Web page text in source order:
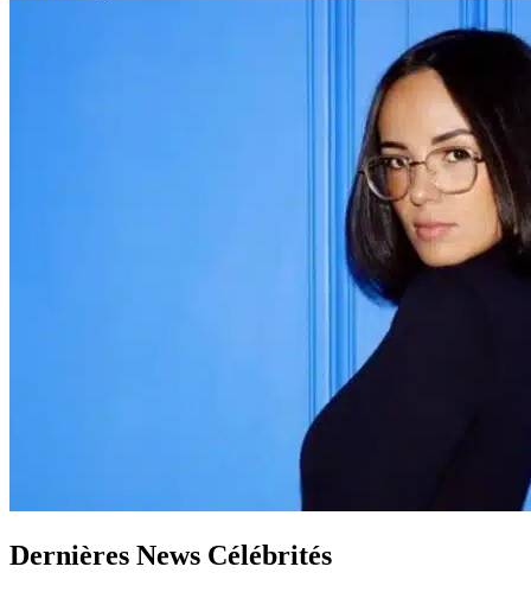
Dernières News Célébrités